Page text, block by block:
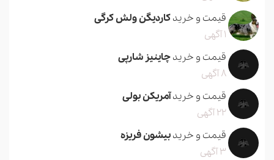
قیمت و خریدکاردیگن ولش کرگی
1 آگهی
قیمت و خریدچاینیز شارپی
8 آگهی
قیمت و خریدآمریکن بولی
22 آگهی
قیمت و خریدبیشون فریزه
3 آگهی